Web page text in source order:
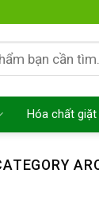
Hóa chất giặt